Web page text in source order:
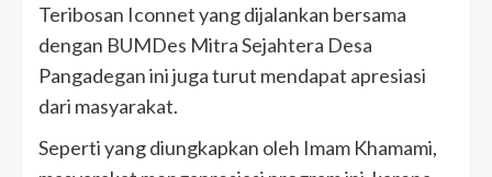
Teribosan Iconnet yang dijalankan bersama
dengan BUMDes Mitra Sejahtera Desa
Pangadegan ini juga turut mendapat apresiasi
dari masyarakat.
Seperti yang diungkapkan oleh Imam Khamami,